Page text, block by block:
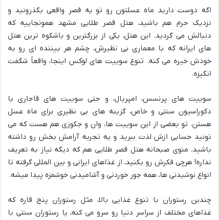
اگه دوست دارید ماه عسلتون رو تو یه قصر واقعی بگذرونید و
نزدیک حرم هم باشید، هتل قصر طلایی مشهد همونجاییه که
دنبالش می گردید. این هتل، یکی از بزرگترین و باشکوه ترین هتل
های ایرانه که با معماری بی نظیرش، چشم هر بیننده ای رو به
خودش خیره می کنه. تنوع سوییت های لوکس اینجا، واقعاً شگفت
انگیزه.
سوییت های پرنسس، امپریال، و حتی سوییت های قاجاری با
دکوراسیون سنتی و خاص، گزینه های بی نظیری برای ماه عسل
هستن. تو بعضی از این سوییت ها، وان و جکوزی هم هست که می
تونید حسابی ازش لذت ببرید و یه تجربه آرامش بخش رو داشته
باشید. منوی صبحانه هتل قصر طلایی هم که دیگه نیاز به تعریف
نداره! هرچی فکرش رو بکنید، از غذاهای ایرانی و بین المللی گرفته تا
انواع نوشیدنی ها، همه جور خوردنی و آشامیدنی خوشمزه پیدا میشه.
چندین رستوران با تنوع غذایی بالا، مثل رستوران پنج قاره که
غذاهای مختلف از سراسر دنیا رو سرو می کنه، یا رستوران سنتی با